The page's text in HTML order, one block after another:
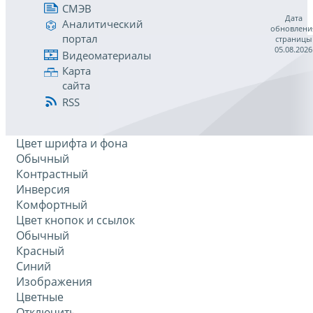
СМЭВ
Аналитический
портал
Видеоматериалы
Карта
сайта
RSS
Дата
страницы
05.08.2026
Цвет шрифта и фона
Обычный
Контрастный
Инверсия
Комфортный
Цвет кнопок и ссылок
Обычный
Красный
Синий
Изображения
Цветные